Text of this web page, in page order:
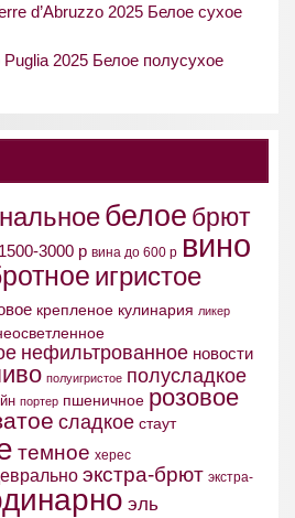
d’Abruzzo 2025 Белое сухое
2025 Белое полусухое
белое брют
3000 р вина до 600 р вино
игристое
крепленое кулинария ликер
нефильтрованное новости
полуигристое полусладкое
портер пшеничное розовое
сладкое стаут
темное херес
экстра-брют экстра-
эль